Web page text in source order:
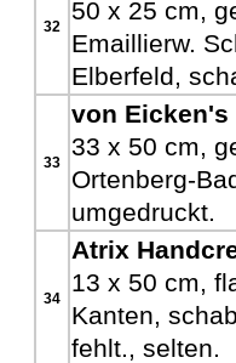
32
50 x 25 cm,
Emaillierw.
Elberfeld,
33
von Eicken's
33 x 50 cm,
Ortenberg-
umgedruckt.
34
Atrix
13 x 50 cm,
Kanten,
fehlt., selten.